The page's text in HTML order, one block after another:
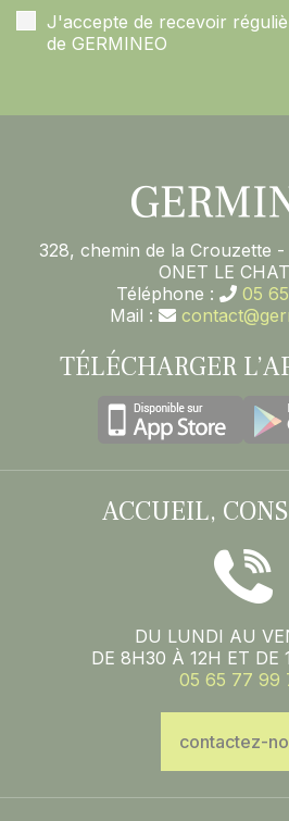
J'accepte de recevoir
de GERMINEO
328, chemin de la Crouzette
ONET LE
Téléphone :
05
Mail :
TÉLÉCHARGER
ACCUEIL,
DU LUNDI AU
DE 8H30 À 12H ET DE
05 65 77 99
contactez-